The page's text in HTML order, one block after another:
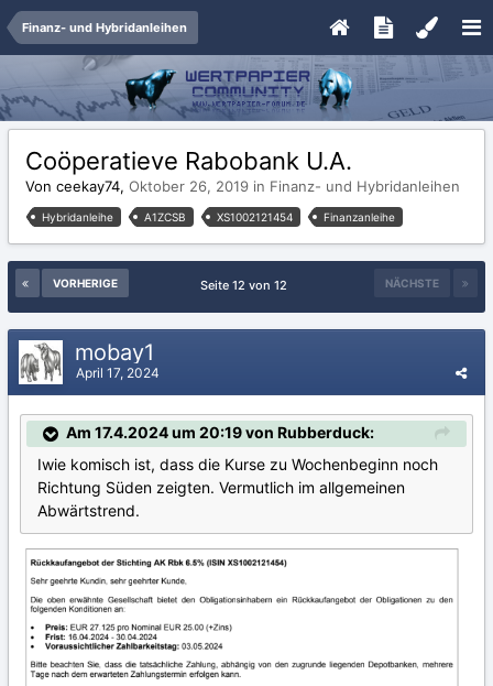
Finanz- und Hybridanleihen
Coöperatieve Rabobank U.A.
Von ceekay74, Oktober 26, 2019 in Finanz- und Hybridanleihen
Hybridanleihe A1ZCSB XS1002121454 Finanzanleihe
VORHERIGE NÄCHSTE
Seite 12 von 12
mobay1
April 17, 2024
Am 17.4.2024 um 20:19 von Rubberduck:
Iwie komisch ist, dass die Kurse zu Wochenbeginn noch
Richtung Süden zeigten. Vermutlich im allgemeinen
Abwärtstrend.